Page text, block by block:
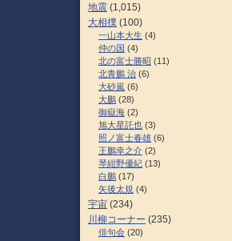
地震 (1,015)
大相撲 (100)
一山本大生 (4)
仲の国 (4)
北の富士勝昭 (11)
北青鵬 治 (6)
大砂嵐 (6)
大鵬 (28)
御嶽海 (2)
旭大星託也 (3)
照ノ富士春雄 (6)
王鵬幸之介 (2)
琴紺野優紀 (13)
白鵬 (17)
矢後太規 (4)
宇宙 (234)
川柳コーナー (235)
俳句会 (20)